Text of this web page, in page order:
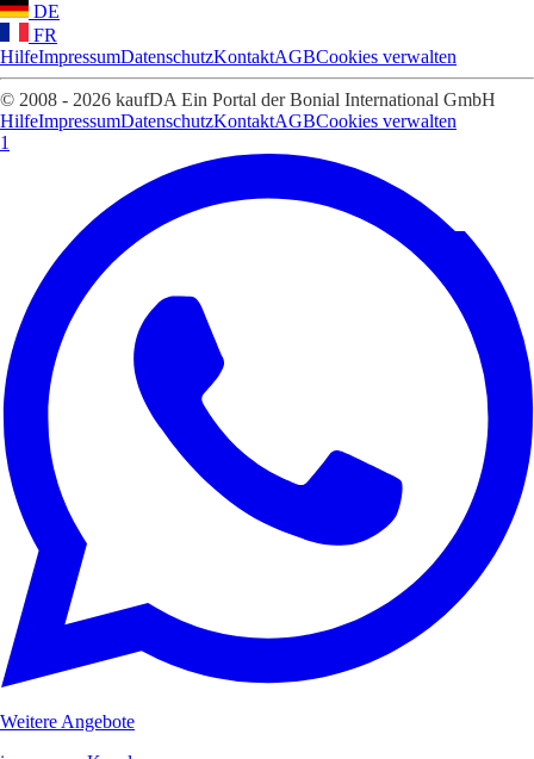
DE
FR
HilfeImpressumDatenschutzKontaktAGBCookies verwalten
© 2008 - 2026 kaufDA Ein Portal der Bonial International GmbH
HilfeImpressumDatenschutzKontaktAGBCookies verwalten
1
Weitere Angebote